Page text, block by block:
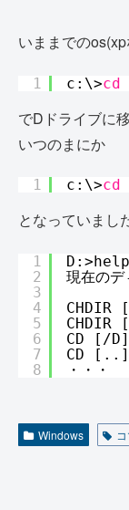
いままでの
1 c:\>cd
でDドライブに
いつのまにか
1 c:\>cd
となっていまし
1
2
3
4
5
6
7
8
現在のデ
CHDIR [
CD [ /D
CD [..]
・・・
Windows